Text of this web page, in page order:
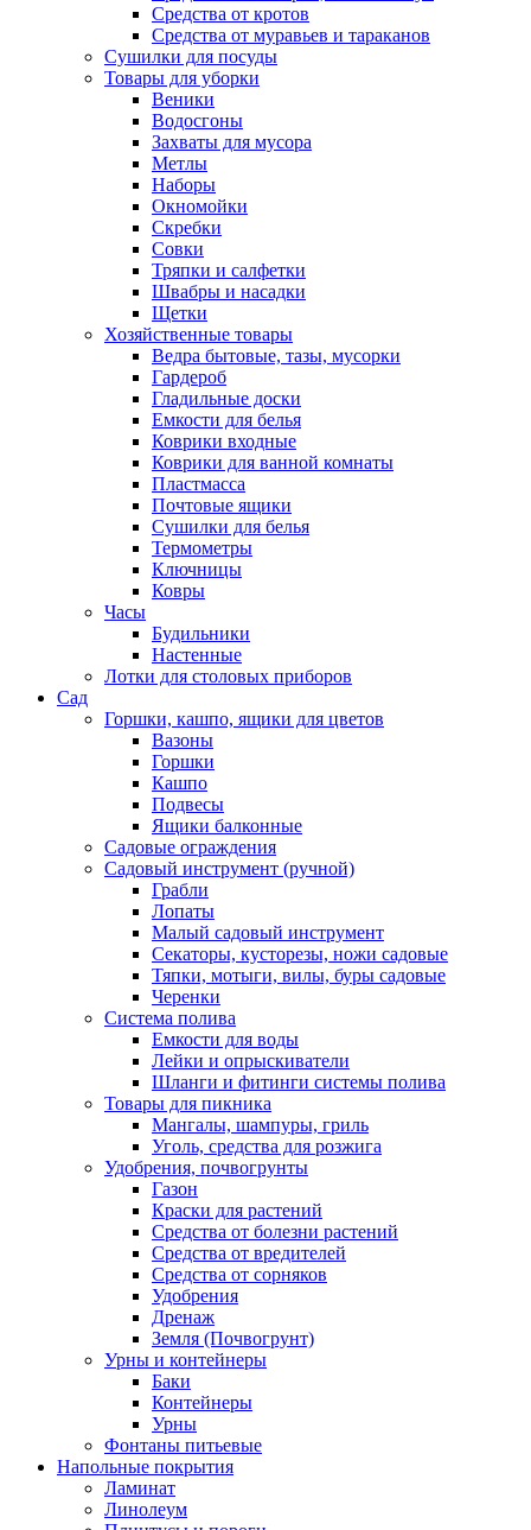
Средства от кротов
Средства от муравьев и тараканов
Сушилки для посуды
Товары для уборки
Веники
Водосгоны
Захваты для мусора
Метлы
Наборы
Окномойки
Скребки
Совки
Тряпки и салфетки
Швабры и насадки
Щетки
Хозяйственные товары
Ведра бытовые, тазы, мусорки
Гардероб
Гладильные доски
Емкости для белья
Коврики входные
Коврики для ванной комнаты
Пластмасса
Почтовые ящики
Сушилки для белья
Термометры
Ключницы
Ковры
Часы
Будильники
Настенные
Лотки для столовых приборов
Сад
Горшки, кашпо, ящики для цветов
Вазоны
Горшки
Кашпо
Подвесы
Ящики балконные
Садовые ограждения
Садовый инструмент (ручной)
Грабли
Лопаты
Малый садовый инструмент
Секаторы, кусторезы, ножи садовые
Тяпки, мотыги, вилы, буры садовые
Черенки
Система полива
Емкости для воды
Лейки и опрыскиватели
Шланги и фитинги системы полива
Товары для пикника
Мангалы, шампуры, гриль
Уголь, средства для розжига
Удобрения, почвогрунты
Газон
Краски для растений
Средства от болезни растений
Средства от вредителей
Средства от сорняков
Удобрения
Дренаж
Земля (Почвогрунт)
Урны и контейнеры
Баки
Контейнеры
Урны
Фонтаны питьевые
Напольные покрытия
Ламинат
Линолеум